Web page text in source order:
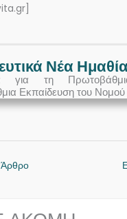
Νέα
για τη
Εκπαίδευση του